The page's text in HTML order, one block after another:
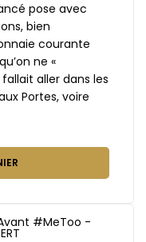
pose avec
bien
courante
ne «
aller dans les
Portes, voire